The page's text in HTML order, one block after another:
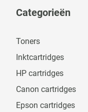
Categorieën
Toners
Inktcartridges
HP cartridges
Canon cartridges
Epson cartridges